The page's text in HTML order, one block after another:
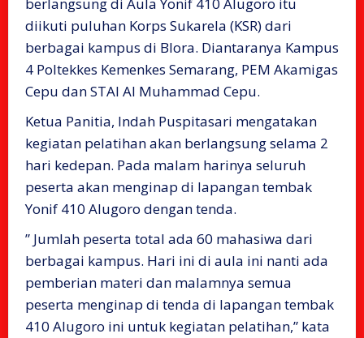
diikuti puluhan Korps Sukarela (KSR) dari
berbagai kampus di Blora. Diantaranya Kampus
4 Poltekkes Kemenkes Semarang, PEM Akamigas
Cepu dan STAI Al Muhammad Cepu.
Ketua Panitia, Indah Puspitasari mengatakan
kegiatan pelatihan akan berlangsung selama 2
hari kedepan. Pada malam harinya seluruh
peserta akan menginap di lapangan tembak
Yonif 410 Alugoro dengan tenda.
” Jumlah peserta total ada 60 mahasiwa dari
berbagai kampus. Hari ini di aula ini nanti ada
pemberian materi dan malamnya semua
peserta menginap di tenda di lapangan tembak
410 Alugoro ini untuk kegiatan pelatihan,” kata